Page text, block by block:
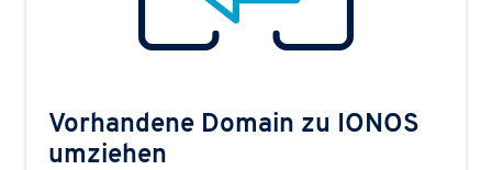
Vorhandene Domain zu IONOS
umziehen